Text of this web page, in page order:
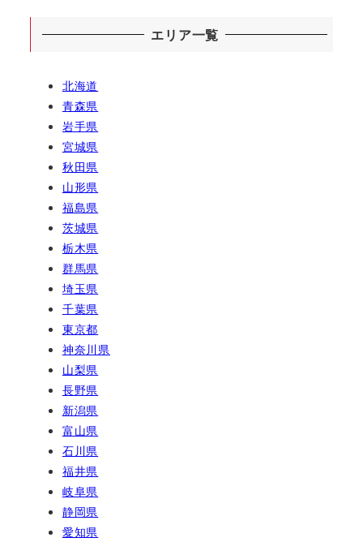
エリア一覧
北海道
青森県
岩手県
宮城県
秋田県
山形県
福島県
茨城県
栃木県
群馬県
埼玉県
千葉県
東京都
神奈川県
山梨県
長野県
新潟県
富山県
石川県
福井県
岐阜県
静岡県
愛知県